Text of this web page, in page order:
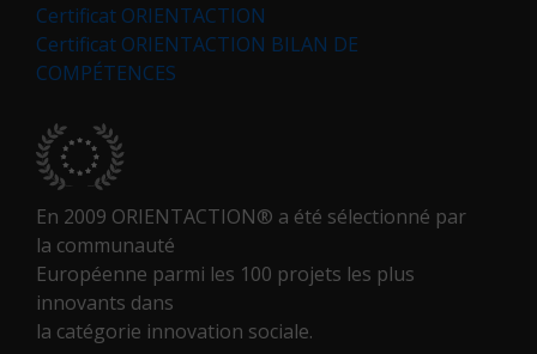
Certificat ORIENTACTION
Certificat ORIENTACTION BILAN DE
COMPÉTENCES
En 2009 ORIENTACTION® a été sélectionné par
la communauté
Européenne parmi les 100 projets les plus
innovants dans
la catégorie innovation sociale.